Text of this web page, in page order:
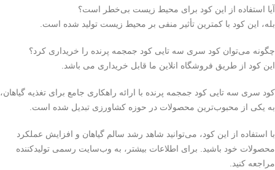
آیا استفاده از این کود برای محیط زیست بی‌خطر است؟
بله، این کود با کمترین تأثیر منفی بر محیط زیست تولید شده است.
چگونه می‌توان کود سری سه تایی کود جمجمه پرنده را خریداری کرد؟
این کود از طریق فروشگاه‌ انلاین ما قابل خریداری می باشد.
کود سری سه تایی کود جمجمه پرنده با ارائه راهکاری جامع برای تغذیه گیاهان،
به یکی از محبوب‌ترین محصولات در حوزه کشاورزی تبدیل شده است.
با استفاده از این کود، می‌توانید شاهد رشد سالم گیاهان و افزایش عملکرد
محصولات خود باشید. برای اطلاعات بیشتر، به وب‌سایت رسمی تولیدکننده
مراجعه کنید.